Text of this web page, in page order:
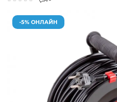
-5% ОНЛАЙН